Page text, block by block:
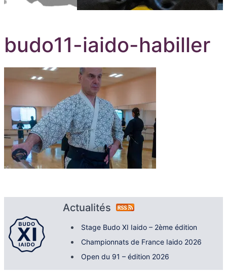
budo11-iaido-habiller
Actualités
Stage Budo XI Iaido – 2ème édition
Championnats de France Iaido 2026
Open du 91 – édition 2026